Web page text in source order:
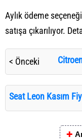
Aylık ödeme
satışa çıkarılıyor.
< Önceki
Seat Leon Kasım
✚